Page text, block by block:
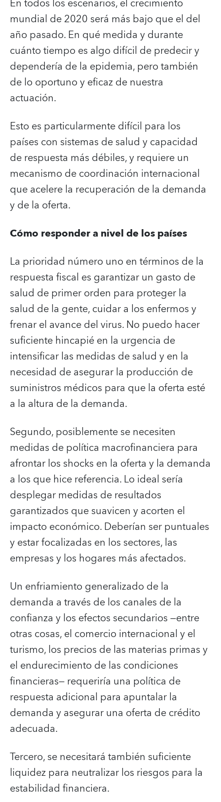
mundial de 2020 será más bajo que el del
año pasado. En qué medida y durante
cuánto tiempo es algo difícil de predecir y
dependería de la epidemia, pero también
de lo oportuno y eficaz de nuestra
actuación.
Esto es particularmente difícil para los
países con sistemas de salud y capacidad
de respuesta más débiles, y requiere un
mecanismo de coordinación internacional
que acelere la recuperación de la demanda
y de la oferta.
Cómo responder a nivel de los países
La prioridad número uno en términos de la
respuesta fiscal es garantizar un gasto de
salud de primer orden para proteger la
salud de la gente, cuidar a los enfermos y
frenar el avance del virus. No puedo hacer
suficiente hincapié en la urgencia de
intensificar las medidas de salud y en la
necesidad de asegurar la producción de
suministros médicos para que la oferta esté
a la altura de la demanda.
Segundo, posiblemente se necesiten
medidas de política macrofinanciera para
afrontar los shocks en la oferta y la demanda
a los que hice referencia. Lo ideal sería
desplegar medidas de resultados
garantizados que suavicen y acorten el
impacto económico. Deberían ser puntuales
y estar focalizadas en los sectores, las
empresas y los hogares más afectados.
Un enfriamiento generalizado de la
demanda a través de los canales de la
confianza y los efectos secundarios —entre
otras cosas, el comercio internacional y el
turismo, los precios de las materias primas y
el endurecimiento de las condiciones
financieras— requeriría una política de
respuesta adicional para apuntalar la
demanda y asegurar una oferta de crédito
adecuada.
Tercero, se necesitará también suficiente
liquidez para neutralizar los riesgos para la
estabilidad financiera.